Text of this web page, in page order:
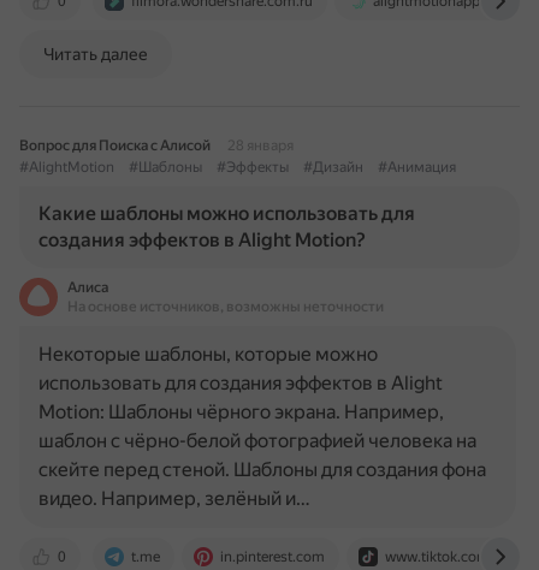
Читать далее
Вопрос для Поиска с Алисой
28 января
#AlightMotion
#Шаблоны #Эффекты #Дизайн #Анимация
Какие шаблоны можно использовать для
создания эффектов в Alight Motion?
Алиса
На основе источников, возможны неточности
0 t.me in.pinterest.com www.tiktok.com
Некоторые шаблоны, которые можно
использовать для создания эффектов в Alight
Motion: Шаблоны чёрного экрана. Например,
шаблон с чёрно-белой фотографией человека на
скейте перед стеной. Шаблоны для создания фона
видео. Например, зелёный и…